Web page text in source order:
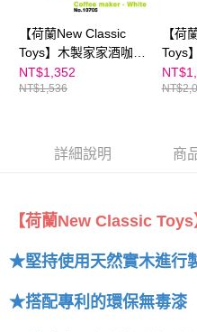
【荷蘭New Classic
Toys】木製家家酒咖啡
機 - 優雅白 - 10705
NT$1,352
NT$1,536
【荷
Toys
機 -
詳細說明 商
【荷蘭New Classic
★堅持使用天然實木進行
★搭配專利的環保無毒漆